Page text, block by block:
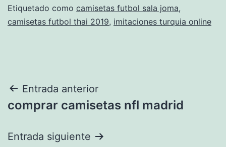
Etiquetado como camisetas futbol sala joma,
camisetas futbol thai 2019, imitaciones turquia online
Navegación
de
entradas
Entrada anterior
comprar camisetas nfl madrid
Entrada siguiente